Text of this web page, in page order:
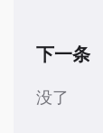
下一条
没了